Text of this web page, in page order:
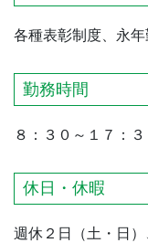
各種表彰制度、永
勤務時間
８：３０～１７：
休日・休暇
週休２日（土・日